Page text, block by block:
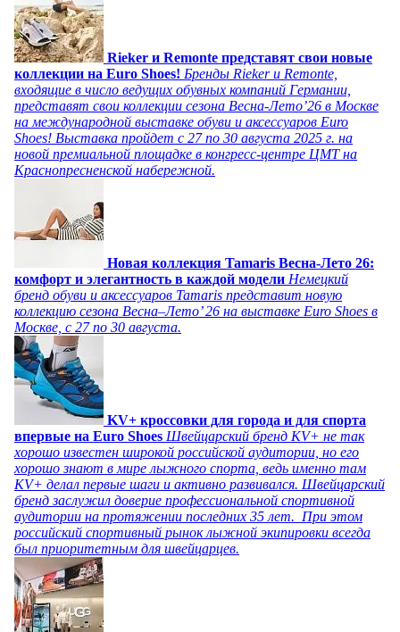
Rieker и Remonte представят свои новые
коллекции на Euro Shoes! Бренды Rieker и Remonte,
входящие в число ведущих обувных компаний Германии,
представят свои коллекции сезона Весна-Лето’26 в Москве
на международной выставке обуви и аксессуаров Euro
Shoes! Выставка пройдет c 27 по 30 августа 2025 г. на
новой премиальной площадке в конгресс-центре ЦМТ на
Краснопресненской набережной.
Новая коллекция Tamaris Весна-Лето 26:
комфорт и элегантность в каждой модели Немецкий
бренд обуви и аксессуаров Tamaris представит новую
коллекцию сезона Весна–Лето’ 26 на выставке Euro Shoes в
Москве, с 27 по 30 августа.
KV+ кроссовки для города и для спорта
впервые на Euro Shoes Швейцарский бренд KV+ не так
хорошо известен широкой российской аудитории, но его
хорошо знают в мире лыжного спорта, ведь именно там
KV+ делал первые шаги и активно развивался. Швейцарский
бренд заслужил доверие профессиональной спортивной
аудитории на протяжении последних 35 лет. При этом
российский спортивный рынок лыжной экипировки всегда
был приоритетным для швейцарцев.